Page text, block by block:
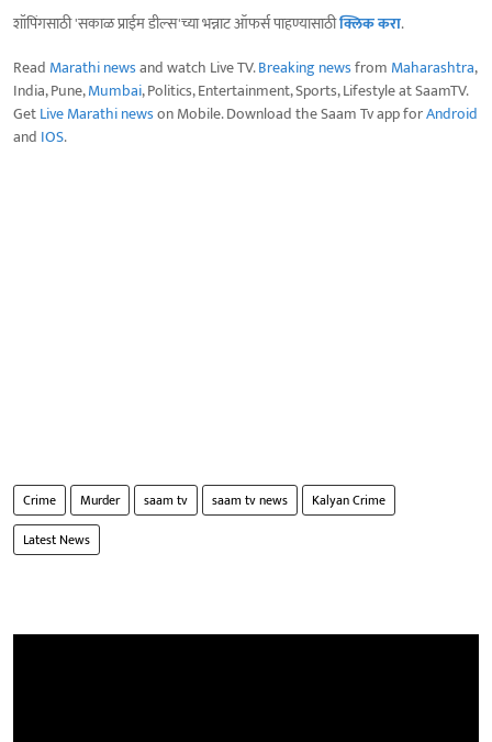
शॉपिंगसाठी 'सकाळ प्राईम डील्स'च्या भन्नाट ऑफर्स पाहण्यासाठीक्लिक करा.
Read Marathi newsand watch Live TV.Breaking newsfrom Maharashtra,
India, Pune,Mumbai, Politics, Entertainment, Sports, Lifestyle at SaamTV.
GetLive Marathi newson Mobile. Download the Saam Tv app forAndroid
and IOS.
Crime Murder saam tv saam tv news
Kalyan Crime
Latest News